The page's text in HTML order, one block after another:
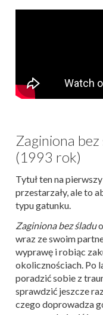
Zaginiona
(1993 rok)
Tytuł ten na
przestarzały, ale to
typu gatunku.
Zaginiona bez śladu
wraz ze swoim
wyprawę i robiąc
okolicznościach. Po
poradzić sobie z
sprawdzić jeszcze
czego doprowadza